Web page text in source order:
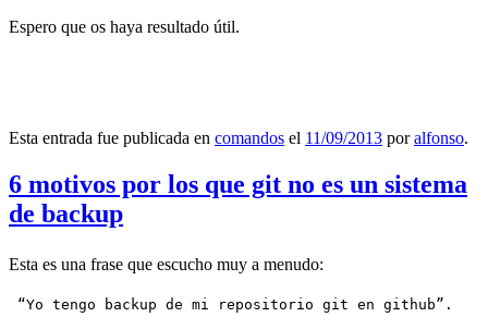
Espero que os haya resultado útil.
Esta entrada fue publicada en comandos el 11/09/2013 poralfonso.
6 motivos por los que git no es un sistema
de backup
Esta es una frase que escucho muy a menudo:
“Yo tengo backup de mi repositorio git en github”.